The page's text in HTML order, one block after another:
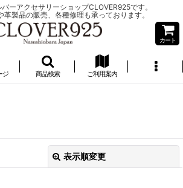
ーアクセサリーショップCLOVER925です。
革製品の販売、各種修理も承っております。
カート
ジ 商品検索 ご利用案内
表示順変更